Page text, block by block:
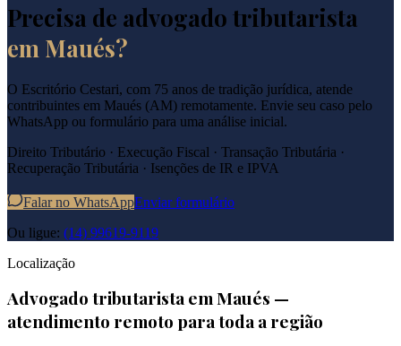
Precisa de advogado tributarista
em Maués?
O Escritório Cestari, com 75 anos de tradição jurídica, atende
contribuintes em Maués (AM) remotamente. Envie seu caso pelo
WhatsApp ou formulário para uma análise inicial.
Direito Tributário · Execução Fiscal · Transação Tributária ·
Recuperação Tributária · Isenções de IR e IPVA
Falar no WhatsAppEnviar formulário
Ou ligue: (14) 99619-9119
Localização
Advogado tributarista emMaués —
atendimento remoto para toda a região